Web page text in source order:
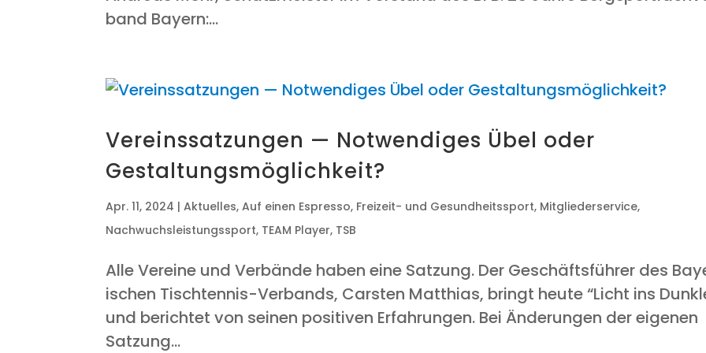
band Bay­ern:...
Ver­eins­sat­zun­gen — Not­wen­di­ges Übel oder
Gestaltungsmöglichkeit?
Apr. 11, 2024 |Aktuelles,Auf einen Espresso, Freizeit- und Gesundheitssport, Mitgliederservice,
Nachwuchsleistungssport, TEAM Player, TSB
Alle Ver­ei­ne und Ver­bän­de haben eine Sat­zung. Der Geschäfts­füh­rer des
i­schen Tisch­ten­nis-Ver­bands, Cars­ten Mat­thi­as, bringt heu­te “Licht ins
und berich­tet von sei­nen posi­ti­ven Erfahrungen. Bei Ände­run­gen der eige­nen
Sat­zung...